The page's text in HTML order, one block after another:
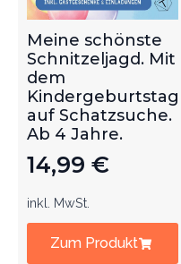
Meine schönste
Schnitzeljagd. Mit
dem
Kindergeburtstag
auf Schatzsuche.
Ab 4 Jahre.
14,99 €
inkl. MwSt.
Zum Produkt